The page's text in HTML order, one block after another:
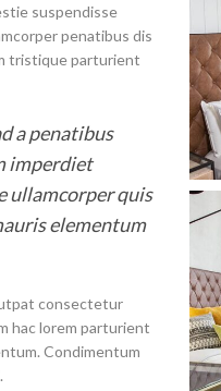
suspendisse
penatibus dis
tristique parturient
a penatibus
imperdiet
ullamcorper quis
elementum
consectetur
hac lorem parturient
Condimentum